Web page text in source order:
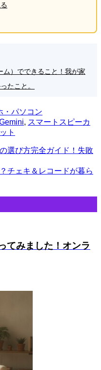
）でできること！我が家
たこと。
・パソコン
, スマートスピーカ
ト
選び方完全ガイド！失敗
チェキ＆レコードが暮ら
てみました！オンラ